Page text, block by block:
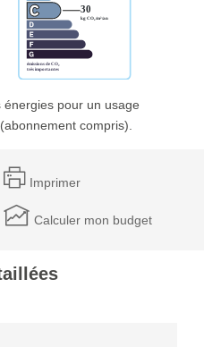
pour un usage
compris).
Imprimer
Calculer mon budget